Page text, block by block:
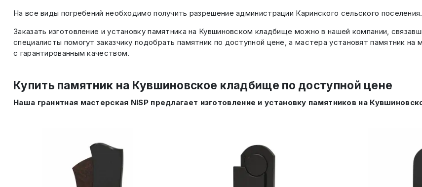
На все виды погребений необходимо получить разрешение администрации Каринского сельского поселения.
Заказать изготовление и установку памятника на Кувшиновском кладбище можно в нашей компании,
специалисты помогут заказчику подобрать памятник по доступной цене, а мастера установят памятник
с гарантированным качеством.
Купить памятник на Кувшиновское кладбище по доступной цене
Наша гранитная мастерская NISP предлагает изготовление и установку памятников на